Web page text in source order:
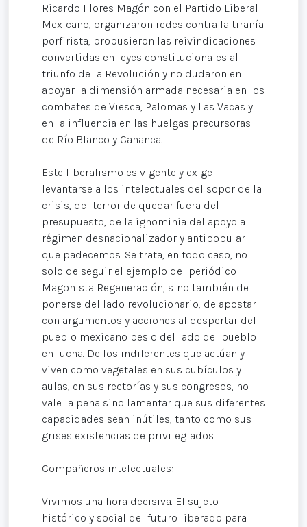
Ricardo Flores Magón con el Partido Liberal
Mexicano, organizaron redes contra la tiranía
porfirista, propusieron las reivindicaciones
convertidas en leyes constitucionales al
triunfo de la Revolución y no dudaron en
apoyar la dimensión armada necesaria en los
combates de Viesca, Palomas y Las Vacas y
en la influencia en las huelgas precursoras
de Río Blanco y Cananea.
Este liberalismo es vigente y exige
levantarse a los intelectuales del sopor de la
crisis, del terror de quedar fuera del
presupuesto, de la ignominia del apoyo al
régimen desnacionalizador y antipopular
que padecemos. Se trata, en todo caso, no
solo de seguir el ejemplo del periódico
Magonista Regeneración, sino también de
ponerse del lado revolucionario, de apostar
con argumentos y acciones al despertar del
pueblo mexicano pes o del lado del pueblo
en lucha. De los indiferentes que actúan y
viven como vegetales en sus cubículos y
aulas, en sus rectorías y sus congresos, no
vale la pena sino lamentar que sus diferentes
capacidades sean inútiles, tanto como sus
grises existencias de privilegiados.
Compañeros intelectuales:
Vivimos una hora decisiva. El sujeto
histórico y social del futuro liberado para